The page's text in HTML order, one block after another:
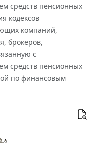
средств пенсионных
кодексов
компаний,
брокеров,
с
средств пенсионных
по финансовым